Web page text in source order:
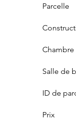
Parcelle
Chambre
Salle de
ID de
Prix